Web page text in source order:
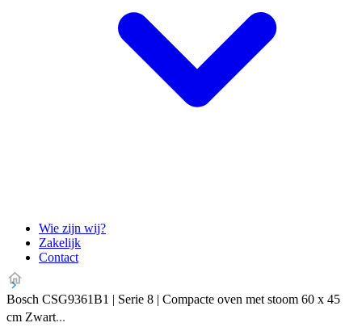
Wie zijn wij?
Zakelijk
Contact
Bosch CSG9361B1 | Serie 8 | Compacte oven met stoom 60 x 45
cm Zwart